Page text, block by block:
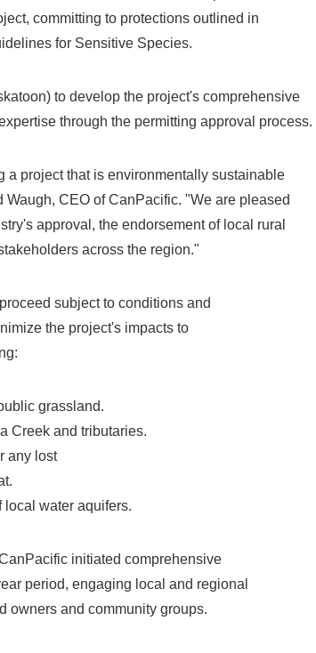
committing to protections outlined in
for Sensitive Species.
to develop the project's comprehensive
through the permitting approval process.
a project that is environmentally sustainable
CEO of CanPacific. "We are pleased
approval, the endorsement of local rural
across the region."
subject to conditions and
the project's impacts to
grassland.
Creek and tributaries.
any lost
water aquifers.
initiated comprehensive
period, engaging local and regional
owners and community groups.